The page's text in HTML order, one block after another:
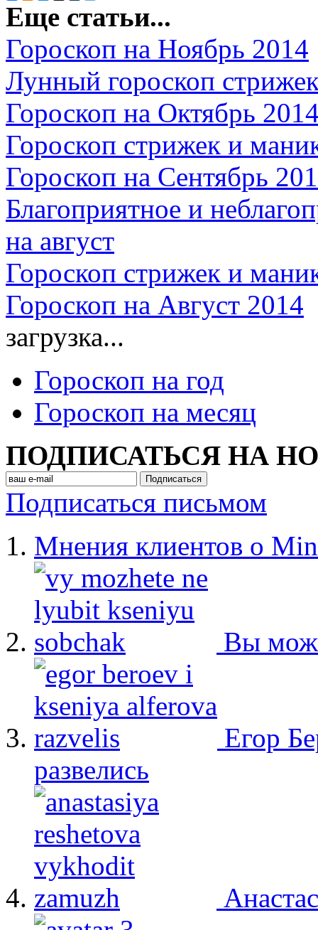
Еще статьи...
Гороскоп на Ноябрь 2014
Лунный гороскоп
Гороскоп на Октябрь
Гороскоп стрижек и
Гороскоп на Сентябрь
Благоприятное и
на август
Гороскоп стрижек и
Гороскоп на Август 2014
загрузка...
Гороскоп на год
Гороскоп на месяц
ПОДПИСАТЬСЯ НА
Подписаться письмом
Мнения клиентов о
Вы
Егор
развелись